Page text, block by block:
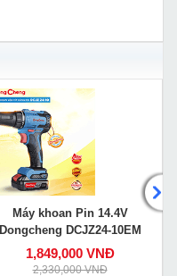
Máy khoan Pin 14.4V
Dongcheng DCJZ24-10EM
1,849,000 VNĐ
2,330,000 VNĐ